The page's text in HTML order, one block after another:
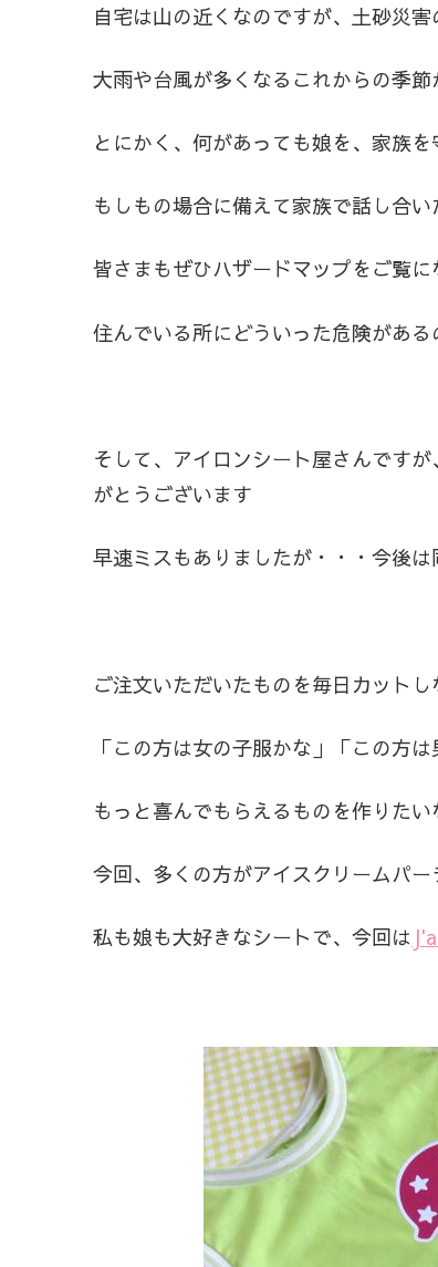
自宅は山の近くなのですが、土砂災
大雨や台風が多くなるこれからの季節
とにかく、何があっても娘を、家族を
もしもの場合に備えて家族で話し合
皆さまもぜひハザードマップをご覧に
住んでいる所にどういった危険があ
そして、アイロンシート屋さんです
がとうございます
早速ミスもありましたが・・・今後
ご注文いただいたものを毎日カットし
「この方は女の子服かな」「この方
もっと喜んでもらえるものを作りたい
今回、多くの方がアイスクリームパ
私も娘も大好きなシートで、今回は